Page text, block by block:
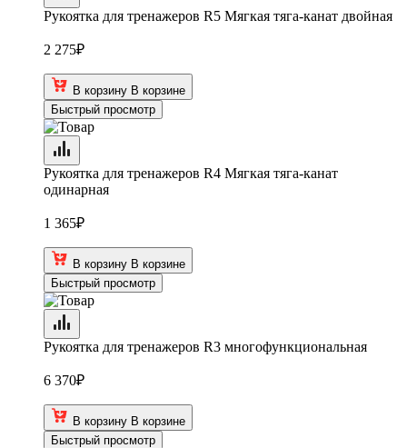
Рукоятка для тренажеров R5 Мягкая тяга-канат двойная
2 275₽
В корзину В корзине
Быстрый просмотр
Рукоятка для тренажеров R4 Мягкая тяга-канат
одинарная
1 365₽
В корзину В корзине
Быстрый просмотр
Рукоятка для тренажеров R3 многофункциональная
6 370₽
В корзину В корзине
Быстрый просмотр